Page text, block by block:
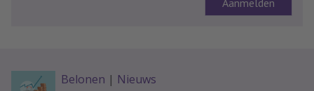
Belonen | Nieuws